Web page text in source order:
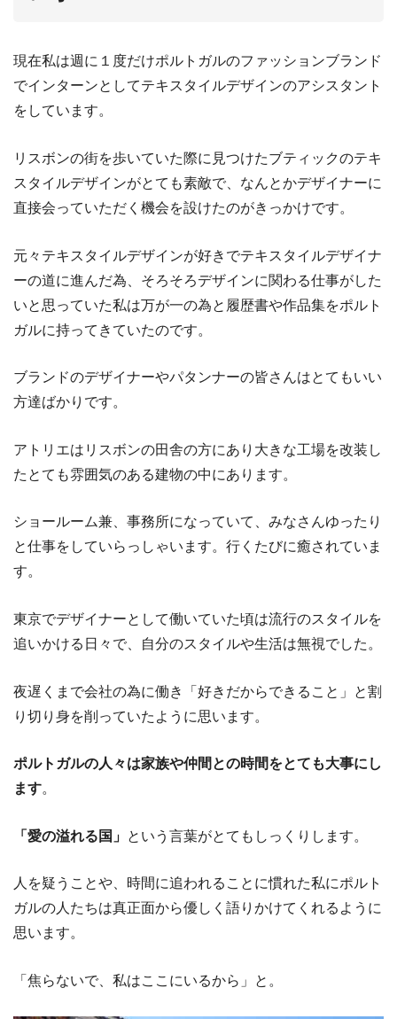
現在私は週に１度だけポルトガルのファッションブランド
でインターンとしてテキスタイルデザインのアシスタント
をしています。
リスボンの街を歩いていた際に見つけたブティックのテキ
スタイルデザインがとても素敵で、なんとかデザイナーに
直接会っていただく機会を設けたのがきっかけです。
元々テキスタイルデザインが好きでテキスタイルデザイナ
ーの道に進んだ為、そろそろデザインに関わる仕事がした
いと思っていた私は万が一の為と履歴書や作品集をポルト
ガルに持ってきていたのです。
ブランドのデザイナーやパタンナーの皆さんはとてもいい
方達ばかりです。
アトリエはリスボンの田舎の方にあり大きな工場を改装し
たとても雰囲気のある建物の中にあります。
ショールーム兼、事務所になっていて、みなさんゆったり
と仕事をしていらっしゃいます。行くたびに癒されていま
す。
東京でデザイナーとして働いていた頃は流行のスタイルを
追いかける日々で、自分のスタイルや生活は無視でした。
夜遅くまで会社の為に働き「好きだからできること」と割
り切り身を削っていたように思います。
ポルトガルの人々は家族や仲間との時間をとても大事にし
ます。
「愛の溢れる国」 という言葉がとてもしっくりします。
人を疑うことや、時間に追われることに慣れた私にポルト
ガルの人たちは真正面から優しく語りかけてくれるように
思います。
「焦らないで、私はここにいるから」と。